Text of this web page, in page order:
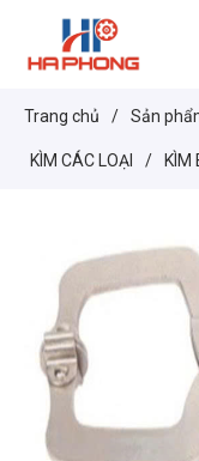
Trang chủ / Sản
KÌM CÁC LOẠI / KÌM